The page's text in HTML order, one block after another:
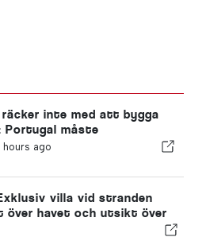
inte med att bygga
Portugal måste
sitt
hours ago
villa vid stranden
över havet och utsikt över